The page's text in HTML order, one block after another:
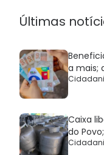
Últimas
a mais;
Caixa
do